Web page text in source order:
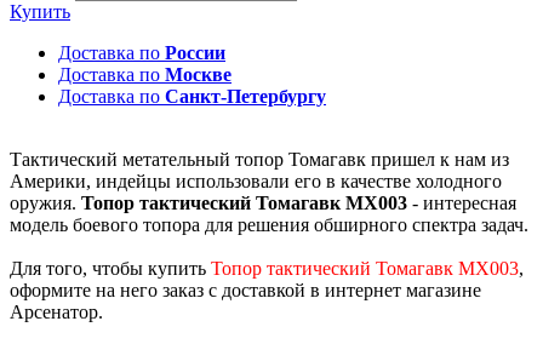
Купить
Доставка по России
Доставка по Москве
Доставка по Санкт-Петербургу
Тактический метательный топор Томагавк пришел к нам из
Америки, индейцы использовали его в качестве холодного
оружия. Топор тактический Томагавк MX003 - интересная
модель боевого топора для решения обширного спектра задач.
Для того, чтобы купить Топор тактический Томагавк MX003,
оформите на него заказ с доставкой в интернет магазине
Арсенатор.